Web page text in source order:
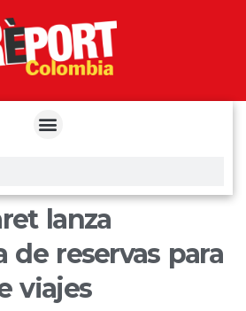
lanza
de reservas para
viajes